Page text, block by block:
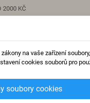
2000 KČ
search
na vaše zařízení
cookies souborů pro
soubory cookies